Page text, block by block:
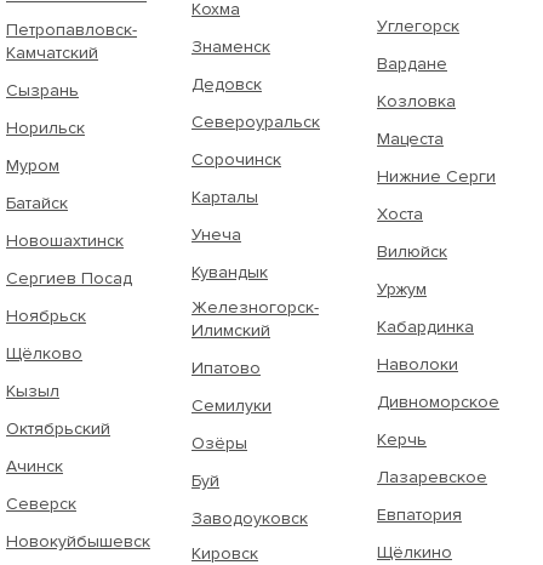
Петропавловск-
Камчатский
Сызрань
Норильск
Муром
Батайск
Новошахтинск
Сергиев Посад
Ноябрьск
Щёлково
Кызыл
Октябрьский
Ачинск
Северск
Новокуйбышевск
Кохма
Знаменск
Дедовск
Североуральск
Сорочинск
Карталы
Унеча
Кувандык
Железногорск-
Илимский
Ипатово
Семилуки
Озёры
Буй
Заводоуковск
Кировск
Углегорск
Вардане
Козловка
Мацеста
Нижние Серги
Хоста
Вилюйск
Уржум
Кабардинка
Наволоки
Дивноморское
Керчь
Лазаревское
Евпатория
Щёлкино